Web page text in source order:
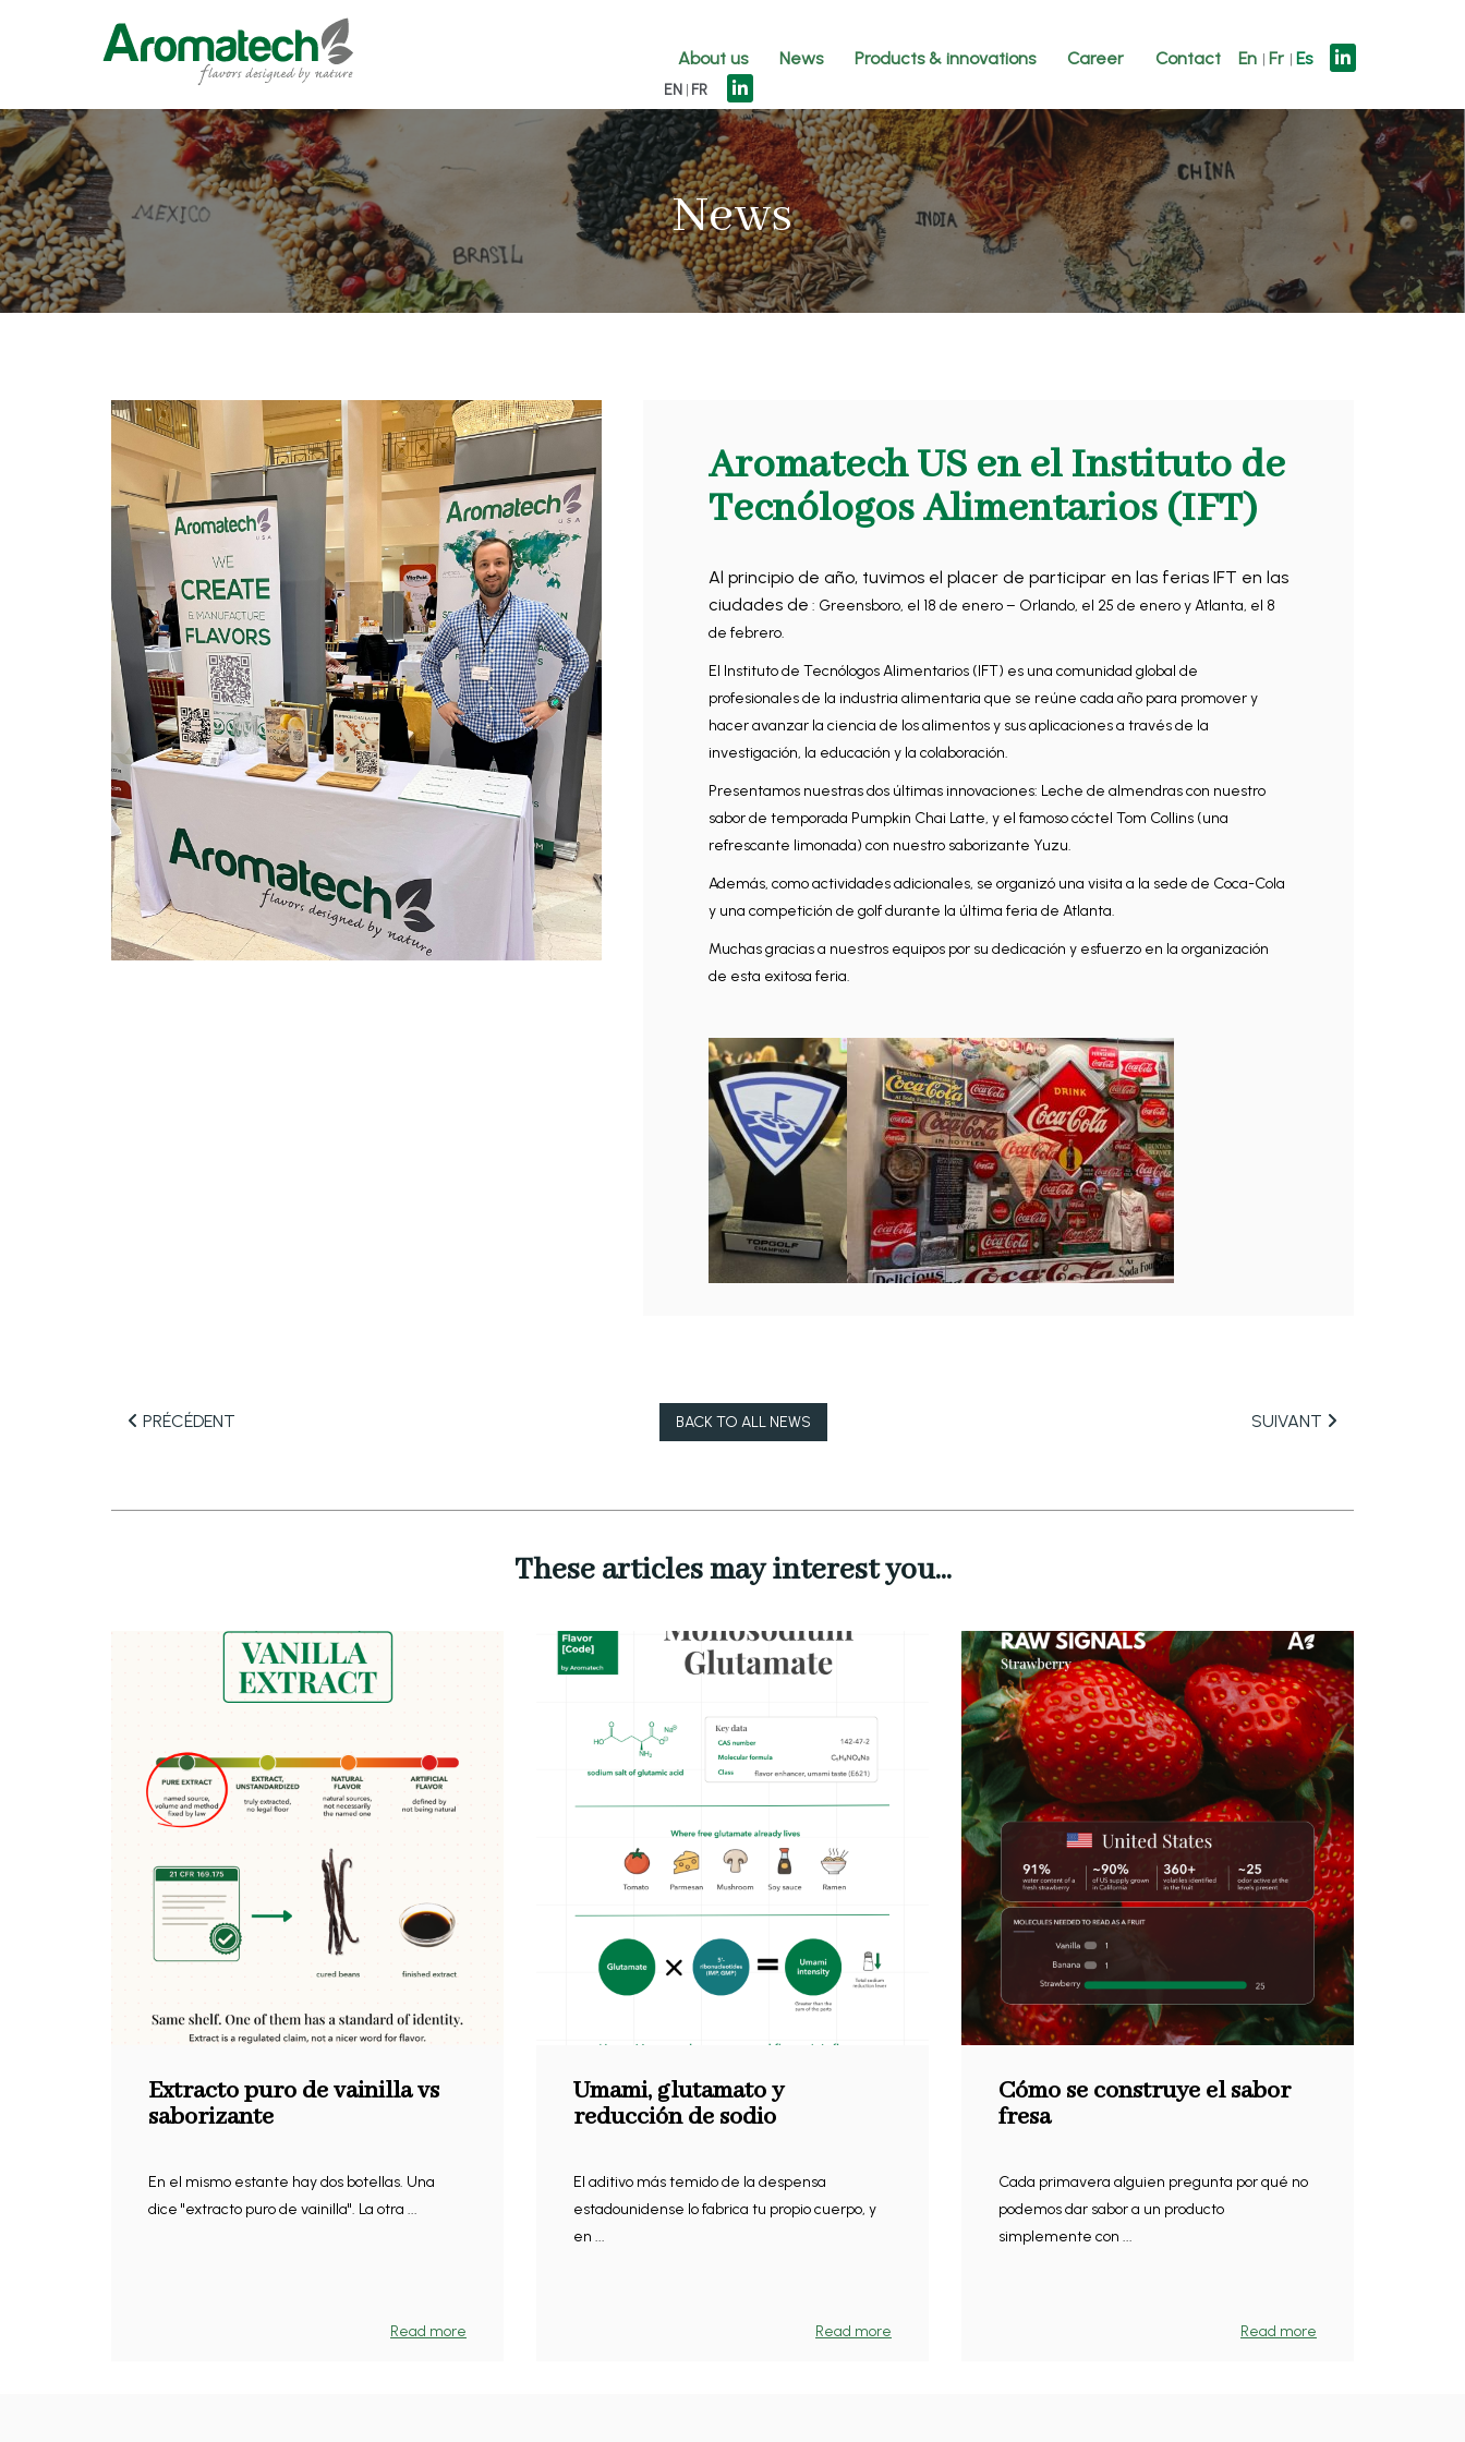
About us News Products & innovations Career Contact En Fr Es
EN FR
News
Aromatech US en el Instituto de
Tecnólogos Alimentarios (IFT)
Al principio de año, tuvimos el placer de participar en las ferias IFT en las
ciudades de : Greensboro, el 18 de enero – Orlando, el 25 de enero y Atlanta, el 8
de febrero.
El Instituto de Tecnólogos Alimentarios (IFT) es una comunidad global de
profesionales de la industria alimentaria que se reúne cada año para promover y
hacer avanzar la ciencia de los alimentos y sus aplicaciones a través de la
investigación, la educación y la colaboración.
Presentamos nuestras dos últimas innovaciones: Leche de almendras con nuestro
sabor de temporada Pumpkin Chai Latte, y el famoso cóctel Tom Collins (una
refrescante limonada) con nuestro saborizante Yuzu.
Además, como actividades adicionales, se organizó una visita a la sede de Coca-Cola
y una competición de golf durante la última feria de Atlanta.
Muchas gracias a nuestros equipos por su dedicación y esfuerzo en la organización
de esta exitosa feria.
PRÉCÉDENT BACK TO ALL NEWS SUIVANT
These articles may interest you...
Extracto puro de vainilla vs
saborizante
En el mismo estante hay dos botellas. Una
dice "extracto puro de vainilla". La otra ...
Read more
Umami, glutamato y
reducción de sodio
El aditivo más temido de la despensa
estadounidense lo fabrica tu propio cuerpo, y
en ...
Read more
Cómo se construye el sabor
fresa
Cada primavera alguien pregunta por qué no
podemos dar sabor a un producto
simplemente con ...
Read more